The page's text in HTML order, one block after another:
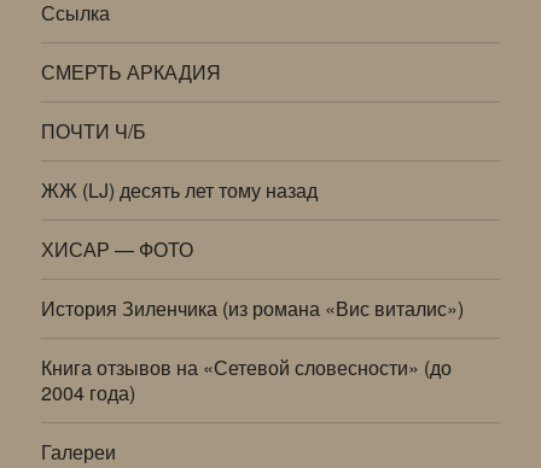
Ссылка
СМЕРТЬ АРКАДИЯ
ПОЧТИ Ч/Б
ЖЖ (LJ) десять лет тому назад
ХИСАР — ФОТО
История Зиленчика (из романа «Вис виталис»)
Книга отзывов на «Сетевой словесности» (до
2004 года)
Галереи